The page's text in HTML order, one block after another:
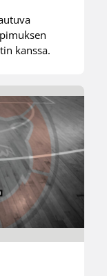
kanssa.